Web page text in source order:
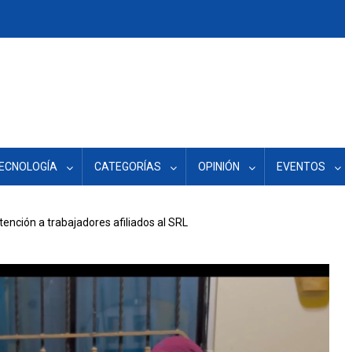
CATEGORÍAS OPINIÓN EVENTOS
a trabajadores afiliados al SRL